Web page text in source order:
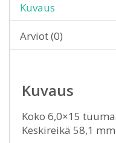
Kuvaus
Arviot (0)
Kuvaus
Koko 6,0×15
Keskireikä 58,1